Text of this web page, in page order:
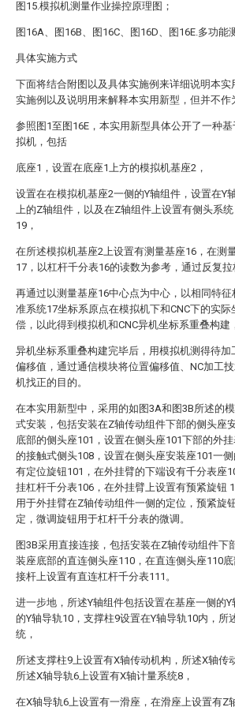
图15.模拟机测量作业操控原理图；
图16A、图16B、图16C、图16D、图16E.多功能
具体实施方式
下面将结合附图以及具体实施例来详细说明本
实施例以及说明用来解释本实用新型，但并不作
参照图1至图16E，本实用新型具体公开了一种
拟机，包括
底座1，设置在底座1上方的模拟机基座2，
设置在在模拟机基座2一侧的Y轴组件，设置在Y
上的Z轴组件，以及在Z轴组件上设置有侧头系
19，
在所述模拟机基座2上设置有测量基座16，在测
17，以杠杆千分表16的读数为参考，通过反复
再通过以测量基座16中心点为中心，以相同特
准系统17坐标系原点在模拟机下和CNC下的实
偿，以此得到模拟机和CNC异机坐标系重叠构建
异机坐标系重叠构建完毕后，用模拟机测得待
偏移值，通过通信模块将位置偏移值、NC加工
机找正的目的。
在本实用新型中，采用的如图3A和图3B所述的
式安装，包括安装在Z轴传动组件下部的侧头座
底部的侧头座101，设置在侧头座101下部的外
的接触式侧头108，设置在侧头座安装座101一
有定位旋钮101，在外挂臂的下端设有千分表座
挂杠杆千分表106，在外挂臂上设置有预紧旋钮
用于外挂臂在Z轴传动组件一侧的定位，预紧旋
定，微调旋钮用于杠杆千分表的微调。
图3B采用直接连接，包括安装在Z轴传动组件
装座底部的直连侧头座110，在直连侧头座110
接杆上设置有直连杠杆千分表111。
进一步地，所述Y轴组件包括设置在基座一侧的
的Y轴导轨10，支撑柱9设置在Y轴导轨10内，所
统，
所述支撑柱9上设置有X轴传动机构，所述X轴传
所述X轴导轨6上设置有X轴计量系统8，
在X轴导轨6上设置有一滑座，在滑座上设置有Z